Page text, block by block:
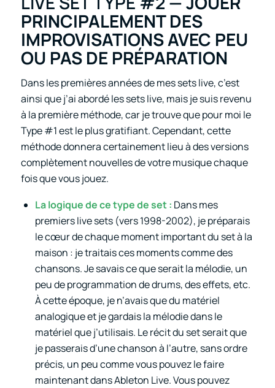
PRINCIPALEMENT DES
IMPROVISATIONS AVEC PEU
OU PAS DE PRÉPARATION
Dans les premières années de mes sets live, c’est
ainsi que j’ai abordé les sets live, mais je suis revenu
à la première méthode, car je trouve que pour moi le
Type #1 est le plus gratifiant. Cependant, cette
méthode donnera certainement lieu à des versions
complètement nouvelles de votre musique chaque
fois que vous jouez.
La logique de ce type de set : Dans mes
premiers live sets (vers 1998-2002), je préparais
le cœur de chaque moment important du set à la
maison : je traitais ces moments comme des
chansons. Je savais ce que serait la mélodie, un
peu de programmation de drums, des effets, etc.
À cette époque, je n’avais que du matériel
analogique et je gardais la mélodie dans le
matériel que j’utilisais. Le récit du set serait que
je passerais d’une chanson à l’autre, sans ordre
précis, un peu comme vous pouvez le faire
maintenant dans Ableton Live. Vous pouvez